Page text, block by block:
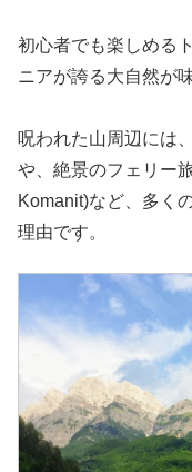
初心者でも楽しめる
ニアが誇る大自然が
呪われた山周辺には
や、絶景のフェリー
Komanit)など、多く
理由です。